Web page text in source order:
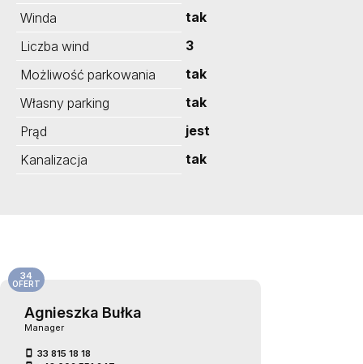
Winda
tak
Liczba wind
3
Możliwość parkowania
tak
Własny parking
tak
Prąd
jest
Kanalizacja
tak
Agnieszka Bułka
Manager
33 815 18 18
34
OFERT